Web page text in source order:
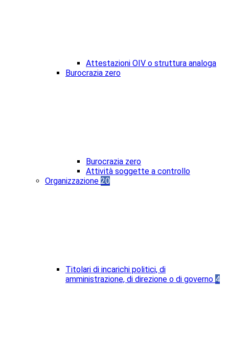
Attestazioni OIV o struttura analoga
Burocrazia zero
Burocrazia zero
Attività soggette a controllo
Organizzazione 20
Titolari di incarichi politici, di
amministrazione, di direzione o di governo 4